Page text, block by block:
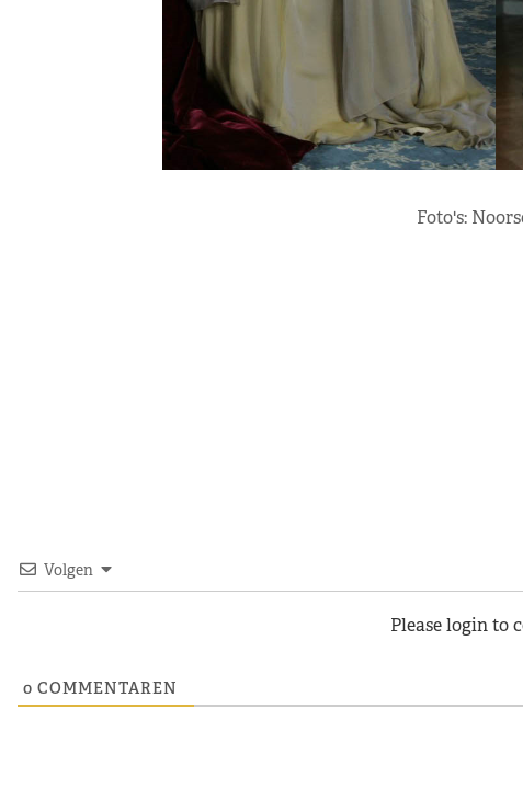
Foto's:
Volgen
Please login to
0 COMMENTAREN